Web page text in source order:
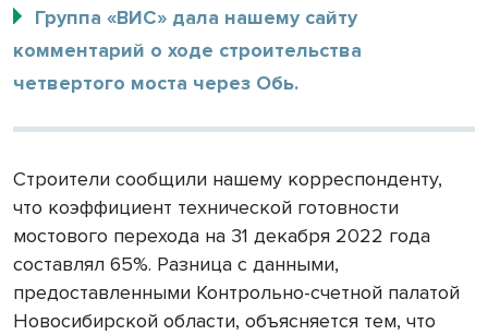
Группа «ВИС» дала нашему сайту
комментарий о ходе строительства
четвертого моста через Обь.
Строители сообщили нашему корреспонденту,
что коэффициент технической готовности
мостового перехода на 31 декабря 2022 года
составлял 65%. Разница с данными,
предоставленными Контрольно-счетной палатой
Новосибирской области, объясняется тем, что